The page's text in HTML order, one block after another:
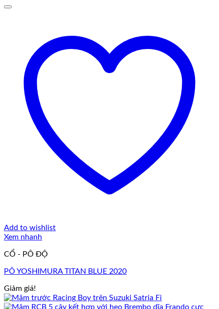
Add to wishlist
Xem nhanh
CỔ - PÔ ĐỘ
PÔ YOSHIMURA TITAN BLUE 2020
Giảm giá!